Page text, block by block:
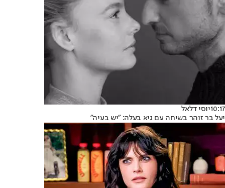
10:17יוסי דלאל
יעל בר זוהר בשיחה עם גיא בעלה: "יש בעיה"